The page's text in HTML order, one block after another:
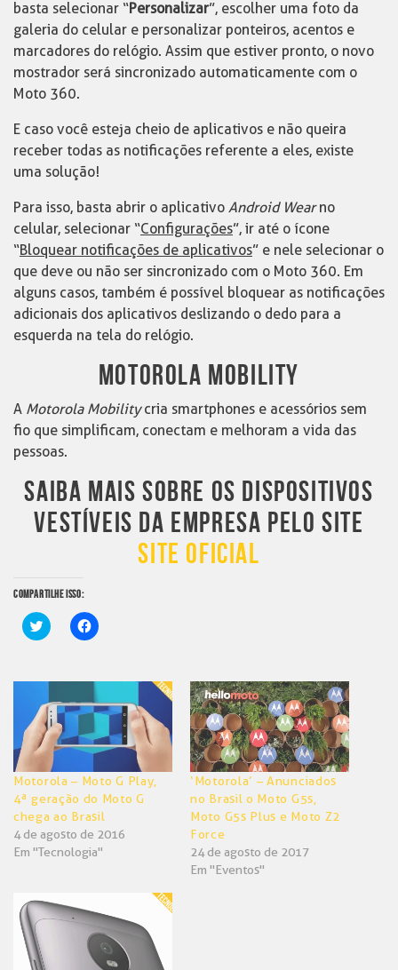
basta selecionar “Personalizar”, escolher uma foto da
galeria do celular e personalizar ponteiros, acentos e
marcadores do relógio. Assim que estiver pronto, o novo
mostrador será sincronizado automaticamente com o
Moto 360.
E caso você esteja cheio de aplicativos e não queira
receber todas as notificações referente a eles, existe
uma solução!
Para isso, basta abrir o aplicativo Android Wearno
celular, selecionar “Configurações”, ir até o ícone
“Bloquear notificações de aplicativos” e nele selecionar o
que deve ou não ser sincronizado com o Moto 360. Em
alguns casos, também é possível bloquear as notificações
adicionais dos aplicativos deslizando o dedo para a
esquerda na tela do relógio.
MOTOROLA MOBILITY
A Motorola Mobilitycria smartphones e acessórios sem
fio que simplificam, conectam e melhoram a vida das
pessoas.
SAIBA MAIS SOBRE OS DISPOSITIVOS
VESTÍVEIS DA EMPRESA PELO SITE
SITE OFICIAL
COMPARTILHE ISSO:
Clique
para
em
janela)
Clique
para
em
janela)
Motorola – Moto G Play,
4ª geração do Moto G
chega ao Brasil
4 de agosto de 2016
Em "Tecnologia"
‘Motorola’ – Anunciados
no Brasil o Moto G5s,
Moto G5s Plus e Moto Z2
Force
24 de agosto de 2017
Em "Eventos"